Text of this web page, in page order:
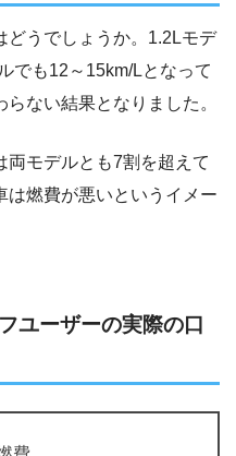
どうでしょうか。1.2Lモデ
でも12～15km/Lとなって
ない結果となりました。
両モデルとも7割を超えて
は燃費が悪いというイメー
ユーザーの実際の口